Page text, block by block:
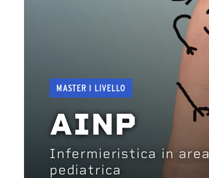
MASTER I LIVELLO
AINP
Infermieristica in
pediatrica